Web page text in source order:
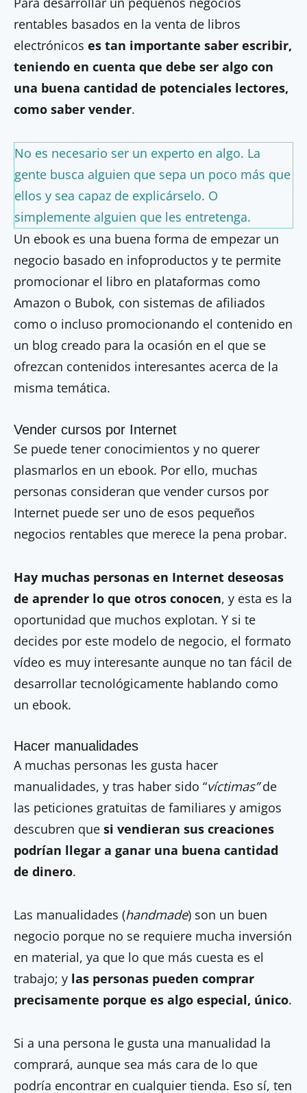
rentables basados en la venta de libros
electrónicos es tan importante saber escribir,
teniendo en cuenta que debe ser algo con
una buena cantidad de potenciales lectores,
como saber vender.
No es necesario ser un experto en algo. La
gente busca alguien que sepa un poco más que
ellos y sea capaz de explicárselo. O
simplemente alguien que les entretenga.
Un ebook es una buena forma de empezar un
negocio basado en infoproductos y te permite
promocionar el libro en plataformas como
Amazon o Bubok, con sistemas de afiliados
como o incluso promocionando el contenido en
un blog creado para la ocasión en el que se
ofrezcan contenidos interesantes acerca de la
misma temática.
Vender cursos por Internet
Se puede tener conocimientos y no querer
plasmarlos en un ebook. Por ello, muchas
personas consideran que vender cursos por
Internet puede ser uno de esos pequeños
negocios rentables que merece la pena probar.
Hay muchas personas en Internet deseosas
de aprender lo que otros conocen, y esta es la
oportunidad que muchos explotan. Y si te
decides por este modelo de negocio, el formato
vídeo es muy interesante aunque no tan fácil de
desarrollar tecnológicamente hablando como
un ebook.
Hacer manualidades
A muchas personas les gusta hacer
manualidades, y tras haber sido “víctimas”de
las peticiones gratuitas de familiares y amigos
descubren que si vendieran sus creaciones
podrían llegar a ganar una buena cantidad
de dinero.
Las manualidades (handmade) son un buen
negocio porque no se requiere mucha inversión
en material, ya que lo que más cuesta es el
trabajo; y las personas pueden comprar
precisamente porque es algo especial, único.
Si a una persona le gusta una manualidad la
comprará, aunque sea más cara de lo que
podría encontrar en cualquier tienda. Eso sí, ten